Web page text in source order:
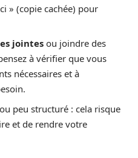
» (copie cachée) pour
jointes ou joindre des
à vérifier que vous
nécessaires et à
peu structuré : cela risque
et de rendre votre